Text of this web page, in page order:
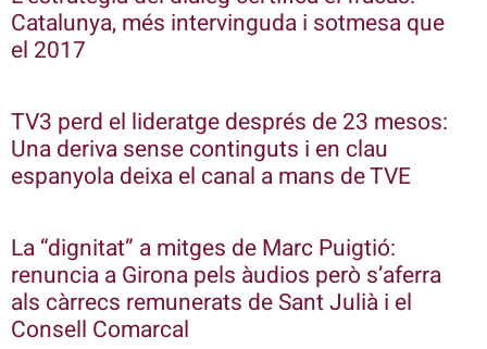
Catalunya, més intervinguda i sotmesa que
el 2017
TV3 perd el lideratge després de 23 mesos:
Una deriva sense continguts i en clau
espanyola deixa el canal a mans de TVE
La “dignitat” a mitges de Marc Puigtió:
renuncia a Girona pels àudios però s’aferra
als càrrecs remunerats de Sant Julià i el
Consell Comarcal